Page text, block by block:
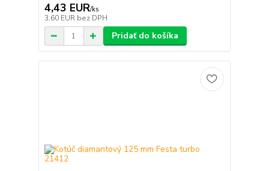
4,43 EUR/ks
3,60 EUR bez DPH
Pridať do košíka